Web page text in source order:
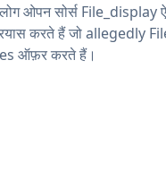
ओपन सोर्स
करते हैं जो allegedly
ऑफ़र करते हैं।